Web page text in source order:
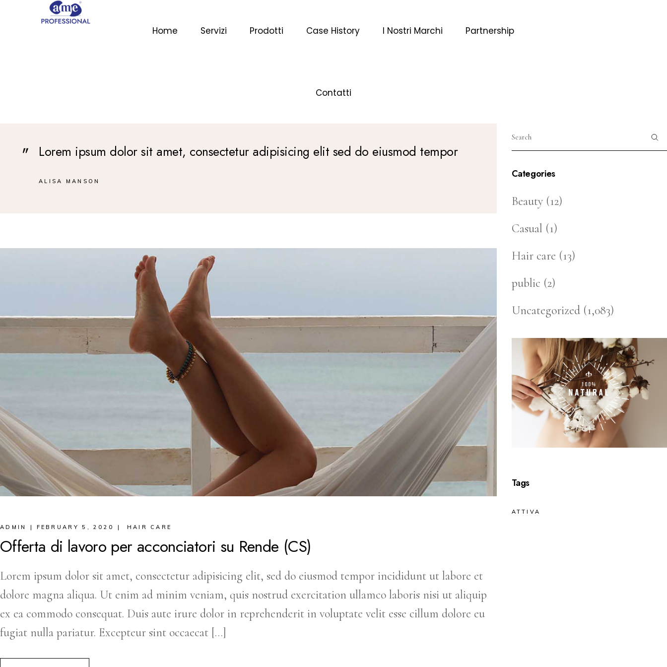
Home Servizi Prodotti Case History I Nostri Marchi Partnership
Contatti
Lorem ipsum dolor sit amet, consectetur adipisicing elit sed do eiusmod tempor
ALISA MANSON
ADMIN FEBRUARY 5, 2020 HAIR CARE
Offerta di lavoro per acconciatori su Rende (CS)
Lorem ipsum dolor sit amet, consectetur adipisicing elit, sed do eiusmod tempor incididunt ut labore et
dolore magna aliqua. Ut enim ad minim veniam, quis nostrud exercitation ullamco laboris nisi ut aliquip
ex ea commodo consequat. Duis aute irure dolor in reprehenderit in voluptate velit esse cillum dolore eu
fugiat nulla pariatur. Excepteur sint occaecat […]
Categories
Beauty(12)
Casual (1)
Hair care (13)
public (2)
Uncategorized(1,083)
Tags
ATTIVA